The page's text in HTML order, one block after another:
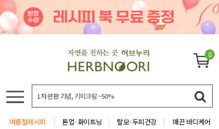
0
여름철레시피 톤업·화이트닝 탈모·두피건강 매끈 바디케어